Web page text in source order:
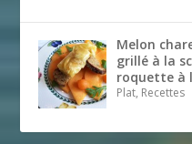
Melon
grillé à la
roquette à
Plat, Recettes